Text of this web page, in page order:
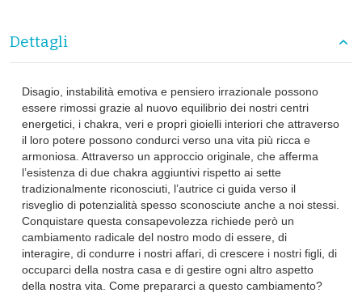
Dettagli
Disagio, instabilità emotiva e pensiero irrazionale possono
essere rimossi grazie al nuovo equilibrio dei nostri centri
energetici, i chakra, veri e propri gioielli interiori che attraverso
il loro potere possono condurci verso una vita più ricca e
armoniosa. Attraverso un approccio originale, che afferma
l’esistenza di due chakra aggiuntivi rispetto ai sette
tradizionalmente riconosciuti, l’autrice ci guida verso il
risveglio di potenzialità spesso sconosciute anche a noi stessi.
Conquistare questa consapevolezza richiede però un
cambiamento radicale del nostro modo di essere, di
interagire, di condurre i nostri affari, di crescere i nostri figli, di
occuparci della nostra casa e di gestire ogni altro aspetto
della nostra vita. Come prepararci a questo cambiamento?